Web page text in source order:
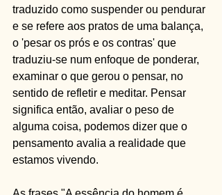
traduzido como suspender ou pendurar
e se refere aos pratos de uma balança,
o 'pesar os prós e os contras' que
traduziu-se num enfoque de ponderar,
examinar o que gerou o pensar, no
sentido de refletir e meditar. Pensar
significa então, avaliar o peso de
alguma coisa, podemos dizer que o
pensamento avalia a realidade que
estamos vivendo.